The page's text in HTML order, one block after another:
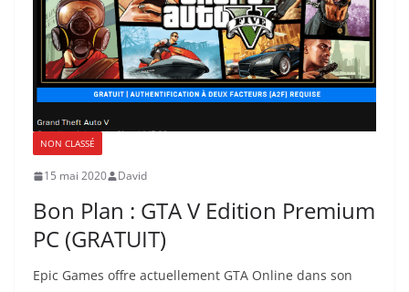
NON CLASSÉ
15 mai 2020 David
Bon Plan : GTA V Edition Premium
PC (GRATUIT)
Epic Games offre actuellement GTA Online dans son